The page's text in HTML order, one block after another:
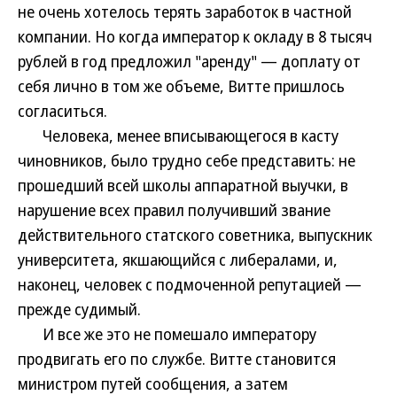
не очень хотелось терять заработок в частной
компании. Но когда император к окладу в 8 тысяч
рублей в год предложил "аренду" — доплату от
себя лично в том же объеме, Витте пришлось
согласиться.
Человека, менее вписывающегося в касту
чиновников, было трудно себе представить: не
прошедший всей школы аппаратной выучки, в
нарушение всех правил получивший звание
действительного статского советника, выпускник
университета, якшающийся с либералами, и,
наконец, человек с подмоченной репутацией —
прежде судимый.
И все же это не помешало императору
продвигать его по службе. Витте становится
министром путей сообщения, а затем